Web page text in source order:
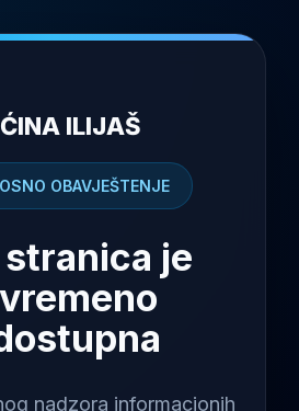
ILIJAŠ
OBAVJEŠTENJE
je
nadzora informacionih